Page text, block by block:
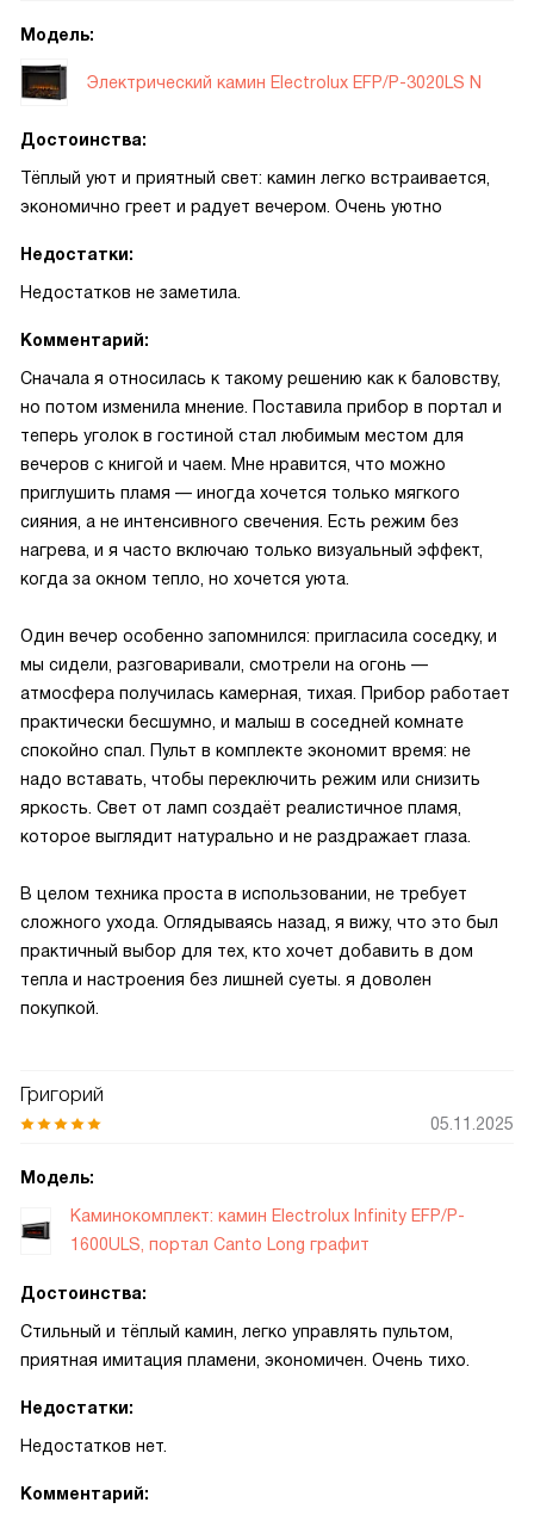
Модель:
Электрический камин Electrolux EFP/P-3020LS N
Достоинства:
Тёплый уют и приятный свет: камин легко встраивается,
экономично греет и радует вечером. Очень уютно
Недостатки:
Недостатков не заметила.
Комментарий:
Сначала я относилась к такому решению как к баловству,
но потом изменила мнение. Поставила прибор в портал и
теперь уголок в гостиной стал любимым местом для
вечеров с книгой и чаем. Мне нравится, что можно
приглушить пламя — иногда хочется только мягкого
сияния, а не интенсивного свечения. Есть режим без
нагрева, и я часто включаю только визуальный эффект,
когда за окном тепло, но хочется уюта.
Один вечер особенно запомнился: пригласила соседку, и
мы сидели, разговаривали, смотрели на огонь —
атмосфера получилась камерная, тихая. Прибор работает
практически бесшумно, и малыш в соседней комнате
спокойно спал. Пульт в комплекте экономит время: не
надо вставать, чтобы переключить режим или снизить
яркость. Свет от ламп создаёт реалистичное пламя,
которое выглядит натурально и не раздражает глаза.
В целом техника проста в использовании, не требует
сложного ухода. Оглядываясь назад, я вижу, что это был
практичный выбор для тех, кто хочет добавить в дом
тепла и настроения без лишней суеты. я доволен
покупкой.
Григорий
05.11.2025
Модель:
Каминокомплект: камин Electrolux Infinity EFP/P-
1600ULS, портал Canto Long графит
Достоинства:
Стильный и тёплый камин, легко управлять пультом,
приятная имитация пламени, экономичен. Очень тихо.
Недостатки:
Недостатков нет.
Комментарий: